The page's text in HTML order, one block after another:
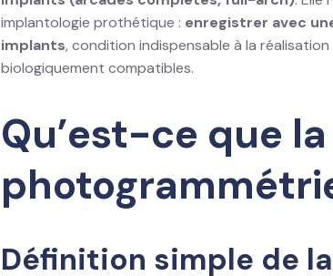
implantologie prothétique : enregistrer avec
implants, condition indispensable à la
biologiquement compatibles.
Qu’est-ce que la
Définition simple de